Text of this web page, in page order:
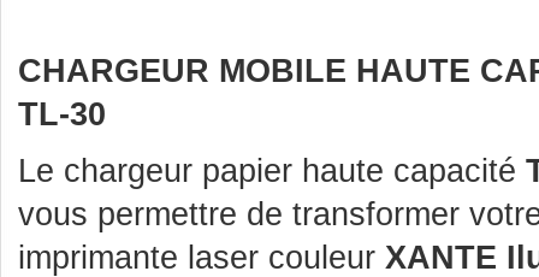
CHARGEUR MOBILE HAUTE
TL-30
Le chargeur papier haute capacité
vous permettre de transformer
imprimante laser couleur XANTE